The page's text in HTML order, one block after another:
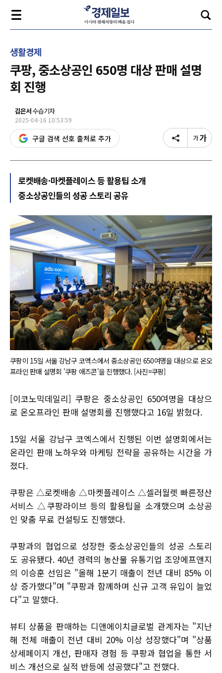
생활경제
쿠팡, 중소상공인 650명 대상 판매 설명
회 진행
김은서수습기자
2025-04-16 10:53:59
구글 검색 선호 출처로 추가
로켓배송·마켓플레이스 등 활용팁 소개
중소상공인들의 성공 스토리 공유
쿠팡이 15일 서울 강남구 코엑스에서 중소상공인 650여명을 대상으로 온오
프라인 판매 설명회 '쿠팡 애즈콘'을 진행했다. [사진=쿠팡]
[이코노믹데일리] 쿠팡은 중소상공인 650여명을 대상으
로 온오프라인 판매 설명회를 진행했다고 16일 밝혔다.
15일 서울 강남구 코엑스에서 진행된 이번 설명회에서는
온라인 판매 노하우와 마케팅 전략을 공유하는 시간을 가
졌다.
쿠팡은 △로켓배송 △마켓플레이스 △셀러월렛 빠른정산
서비스 △쿠팡라이브 등의 활용팁을 소개했으며 소상공
인 맞춤 무료 컨설팅도 진행했다.
쿠팡과의 협업으로 성장한 중소상공인들의 성공 스토리
도 공유됐다. 40년 경력의 농산물 유통기업 조양에프앤지
의 이승훈 선임은 "올해 1분기 매출이 전년 대비 85% 이
상 증가했다"며 "쿠팡과 함께하며 신규 고객 유입이 늘었
다"고 말했다.
뷰티 상품을 판매하는 디앤에이치글로벌 관계자는 "지난
해 전체 매출이 전년 대비 20% 이상 성장했다"며 "상품
상세페이지 개선, 판매자 경험 등 쿠팡과 협업을 통한 서
비스 개선으로 실적 반등에 성공했다"고 전했다.